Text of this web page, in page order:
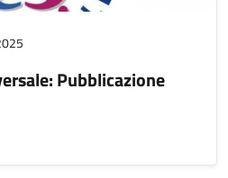
Pubblicazione